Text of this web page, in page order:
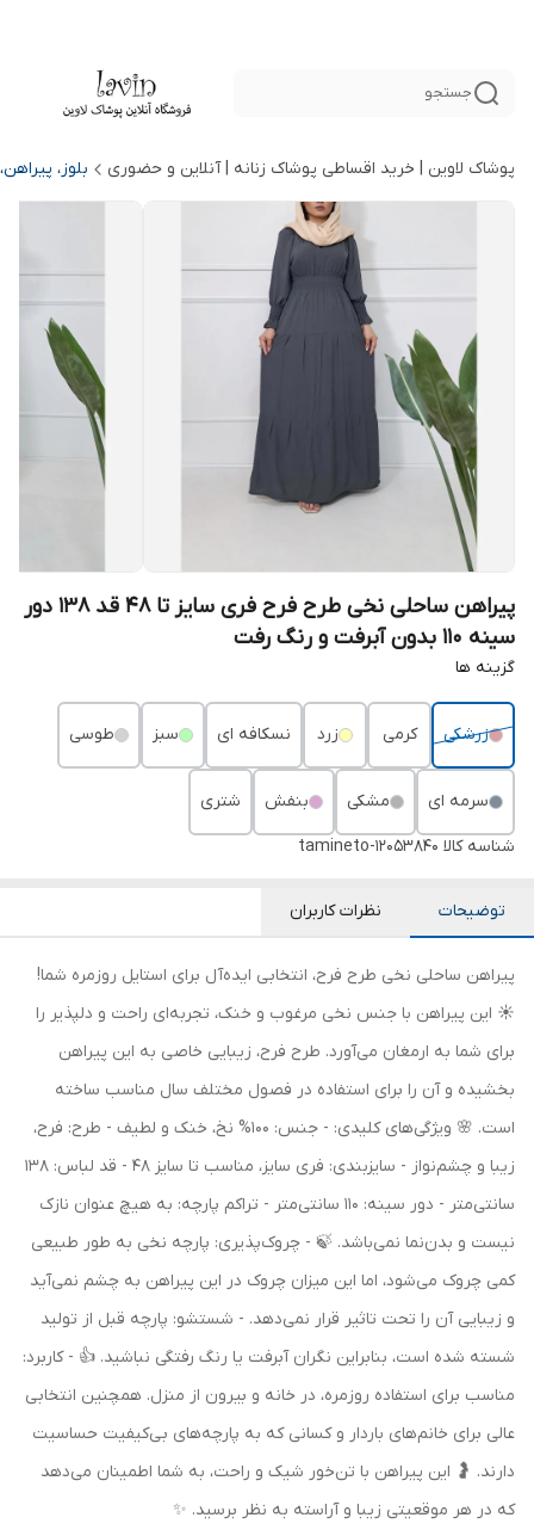
جستجو
پوشاک لاوین | خرید اقساطی پوشاک زنانه | آنلاین و حضوری بلوز،
پیراهن ساحلی نخی طرح فرح فری سایز تا 48 قد 138 دور
سینه 110 بدون آبرفت و رنگ رفت
گزینه ها
زرشکی کرمی زرد نسکافه ای سبز طوسی
سرمه ای مشکی بنفش
شتری
شناسه کالا tamineto-12053840
توضیحات نظرات کاربران
پیراهن ساحلی نخی طرح فرح، انتخابی ایده‌آل برای استایل روزمره شما!
☀️ این پیراهن با جنس نخی مرغوب و خنک، تجربه‌ای راحت و دلپذیر را
برای شما به ارمغان می‌آورد. طرح فرح، زیبایی خاصی به این پیراهن
بخشیده و آن را برای استفاده در فصول مختلف سال مناسب ساخته
است. 🌸 ویژگی‌های کلیدی: - جنس: 100% نخ، خنک و لطیف - طرح: فرح،
زیبا و چشم‌نواز - سایزبندی: فری سایز، مناسب تا سایز 48 - قد لباس: 138
سانتی‌متر - دور سینه: 110 سانتی‌متر - تراکم پارچه: به هیچ عنوان نازک
نیست و بدن‌نما نمی‌باشد. 🍃 - چروک‌پذیری: پارچه نخی به طور طبیعی
کمی چروک می‌شود، اما این میزان چروک در این پیراهن به چشم نمی‌آید
و زیبایی آن را تحت تاثیر قرار نمی‌دهد. - شستشو: پارچه قبل از تولید
شسته شده است، بنابراین نگران آبرفت یا رنگ رفتگی نباشید. 👍 - کاربرد:
مناسب برای استفاده روزمره، در خانه و بیرون از منزل. همچنین انتخابی
عالی برای خانم‌های باردار و کسانی که به پارچه‌های بی‌کیفیت حساسیت
دارند. 🤰 این پیراهن با تن‌خور شیک و راحت، به شما اطمینان می‌دهد
که در هر موقعیتی زیبا و آراسته به نظر برسید. ✨